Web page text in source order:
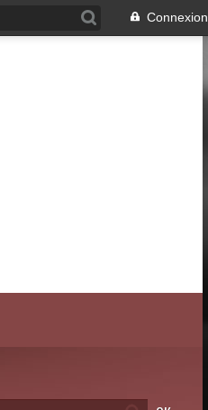
Connexion